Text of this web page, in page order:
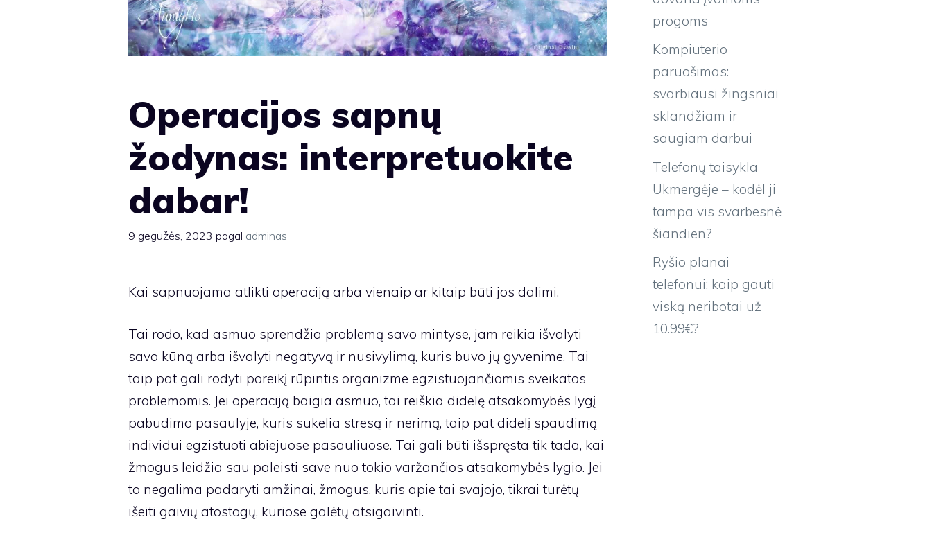
Operacijos sapnų
žodynas: interpretuokite
dabar!
9 gegužės, 2023 pagal adminas
Kai sapnuojama atlikti operaciją arba vienaip ar kitaip būti jos dalimi.
Tai rodo, kad asmuo sprendžia problemą savo mintyse, jam reikia išvalyti
savo kūną arba išvalyti negatyvą ir nusivylimą, kuris buvo jų gyvenime. Tai
taip pat gali rodyti poreikį rūpintis organizme egzistuojančiomis sveikatos
problemomis. Jei operaciją baigia asmuo, tai reiškia didelę atsakomybės lygį
pabudimo pasaulyje, kuris sukelia stresą ir nerimą, taip pat didelį spaudimą
individui egzistuoti abiejuose pasauliuose. Tai gali būti išspręsta tik tada, kai
žmogus leidžia sau paleisti save nuo tokio varžančios atsakomybės lygio. Jei
to negalima padaryti amžinai, žmogus, kuris apie tai svajojo, tikrai turėtų
išeiti gaivių atostogų, kuriose galėtų atsigaivinti.
progoms
Kompiuterio
paruošimas:
svarbiausi žingsniai
sklandžiam ir
saugiam darbui
Telefonų taisykla
Ukmergėje – kodėl ji
tampa vis svarbesnė
šiandien?
Ryšio planai
telefonui: kaip gauti
viską neribotai už
10.99€?